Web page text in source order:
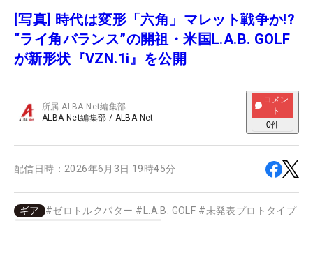
[写真] 時代は変形「六角」マレット戦争か!?
“ライ角バランス”の開祖・米国L.A.B. GOLF
が新形状『VZN.1i』を公開
所属ALBA Net編集部
ALBA Net編集部 / ALBA Net
コメン
ト
0件
配信日時： 2026年6月3日 19時45分
ギア #ゼロトルクパター # L.A.B. GOLF #未発表プロトタイプ